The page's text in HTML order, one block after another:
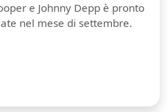
e Johnny Depp è pronto
nel mese di settembre.